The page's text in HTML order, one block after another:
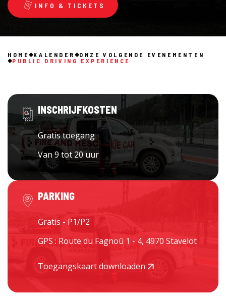
INFO & TICKETS
HOME KALENDER
ONZE VOLGENDE EVENEMENTEN
PUBLIC DRIVING EXPERIENCE
INSCHRIJFKOSTEN
Gratis toegang
Van 9 tot 20 uur
PARKING
Gratis - P1/P2
GPS : Route du Fagnoû 1 - 4, 4970 Stavelot
Toegangskaart downloaden